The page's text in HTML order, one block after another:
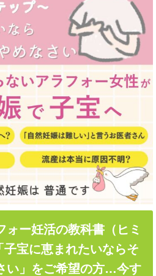
ォー妊活の教科書（ヒミ
宝に恵まれたいならそ
い」をご希望の方…今す